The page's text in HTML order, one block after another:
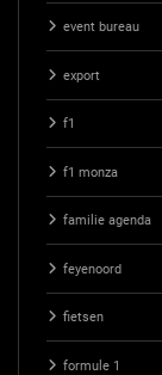
event bureau
export
f1
f1 monza
familie agenda
feyenoord
fietsen
formule 1